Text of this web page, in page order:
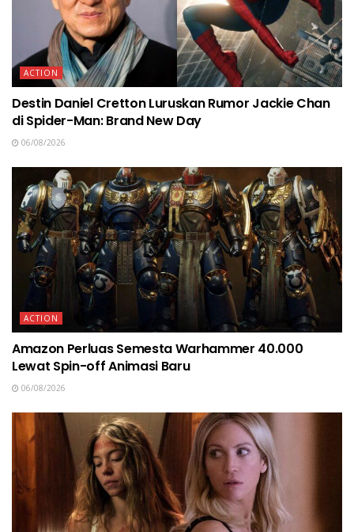
ACTION
Destin Daniel Cretton Luruskan Rumor Jackie Chan
di Spider-Man: Brand New Day
06/08/2026
ACTION
Amazon Perluas Semesta Warhammer 40.000
Lewat Spin-off Animasi Baru
06/08/2026